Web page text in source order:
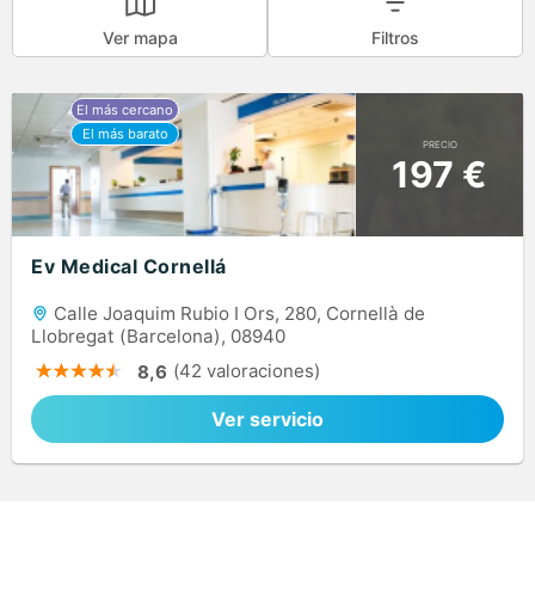
Ver mapa Filtros
PRECIO
197 €
Ev Medical Cornellá
Calle Joaquim Rubio I Ors, 280, Cornellà de
Llobregat (Barcelona), 08940
8,6 (42 valoraciones)
Ver servicio